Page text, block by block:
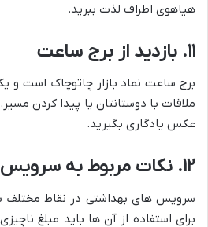
هیاهوی اطراف لذت ببرید.
۱۱. بازدید از برج ساعت
برج ساعت نماد بازار چاتوچاک است و
ملاقات با دوستانتان یا پیدا کردن
عکس یادگاری بگیرید.
۱۲. نکات مربوط به سرویس بهداشتی
سرویس های بهداشتی در نقاط مختلف
برای استفاده از آن ها باید مبلغ